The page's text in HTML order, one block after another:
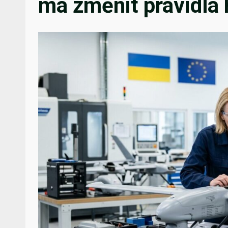
má změnit pravidla